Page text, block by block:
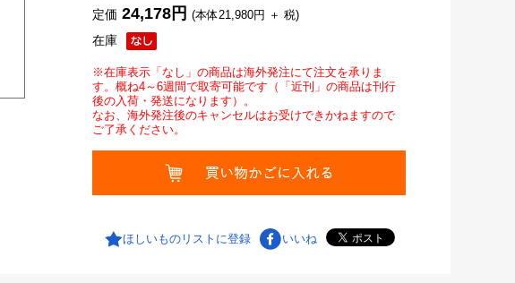
在庫
定価 24,178円 (本体21,980円 ＋ 税)
※在庫表示「なし」の商品は海外発注にて注文を承りま
す。概ね4～6週間で取寄可能です（「近刊」の商品は刊行
後の入荷・発送になります）。
なお、海外発注後のキャンセルはお受けできかねますので
ご了承ください。
ほしいものリストに登録 いいね